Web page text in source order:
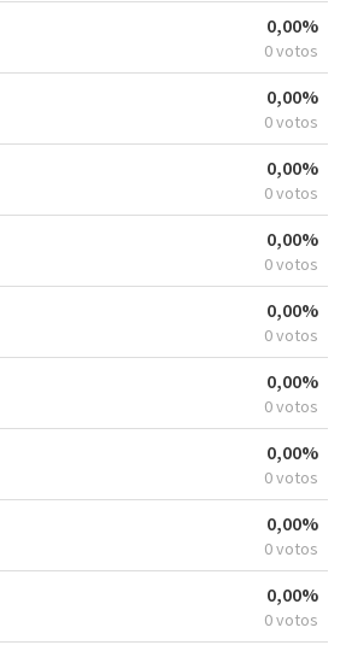
0,00%
0 votos
0,00%
0 votos
0,00%
0 votos
0,00%
0 votos
0,00%
0 votos
0,00%
0 votos
0,00%
0 votos
0,00%
0 votos
0,00%
0 votos